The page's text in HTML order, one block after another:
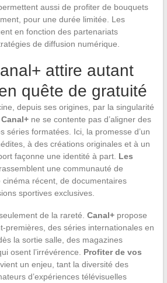
aussi de profiter de bouquets
pour une durée limitée. Les
en fonction des partenariats
de diffusion numérique.
attire autant
quête de gratuité
depuis ses origines, par la singularité
Canal+ne se contente pas d’aligner des
séries formatées. Ici, la promesse d’un
à des créations originales et à un
façonne une identité à part. Les
une communauté de
récent, de documentaires
sportives exclusives.
de la rareté. Canal+propose
premières, des séries internationales en
la sortie salle, des magazines
osent l’irrévérence. Profiter de vos
un enjeu, tant la diversité des
d’expériences télévisuelles